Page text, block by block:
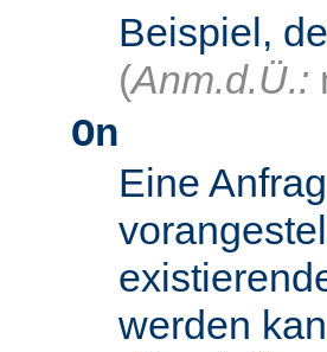
Beispiel,
(Anm.d.Ü.:
On
Eine
werden